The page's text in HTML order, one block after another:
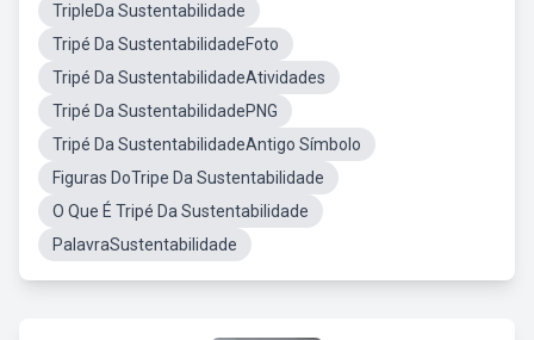
TripleDa Sustentabilidade
Tripé Da SustentabilidadeFoto
Tripé Da SustentabilidadeAtividades
Tripé Da SustentabilidadePNG
Tripé Da SustentabilidadeAntigo Símbolo
Figuras DoTripe Da Sustentabilidade
O Que É Tripé Da Sustentabilidade
PalavraSustentabilidade